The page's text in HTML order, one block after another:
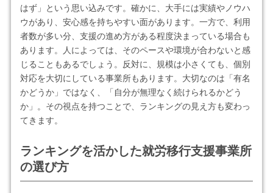
はず」という思い込みです。確かに、大手には実績やノウハ
ウがあり、安心感を持ちやすい面があります。一方で、利用
者数が多い分、支援の進め方がある程度決まっている場合も
あります。人によっては、そのペースや環境が合わないと感
じることもあるでしょう。反対に、規模は小さくても、個別
対応を大切にしている事業所もあります。大切なのは「有名
かどうか」ではなく、「自分が無理なく続けられるかどう
か」。その視点を持つことで、ランキングの見え方も変わっ
てきます。
ランキングを活かした就労移行支援事業所
の選び方